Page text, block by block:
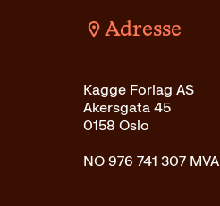
Adresse
Kagge Forlag AS
Akersgata 45
0158 Oslo
NO 976 741 307 MVA